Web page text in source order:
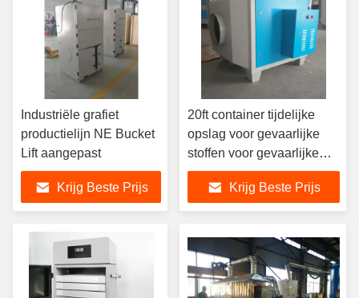
Industriële grafiet
productielijn NE Bucket
Lift aangepast
Krijg Beste Prijs
20ft container tijdelijke
opslag voor gevaarlijke
stoffen voor gevaarlijke
chemische stoffen
Krijg Beste Prijs